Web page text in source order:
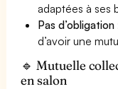
adaptées à ses
Pas d’obligation
d’avoir une
🔹 Mutuelle
en salon